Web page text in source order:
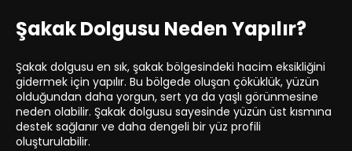
Şakak Dolgusu Neden Yapılır?
Şakak dolgusu en sık, şakak bölgesindeki hacim eksikliğini
gidermek için yapılır. Bu bölgede oluşan çöküklük, yüzün
olduğundan daha yorgun, sert ya da yaşlı görünmesine
neden olabilir. Şakak dolgusu sayesinde yüzün üst kısmına
destek sağlanır ve daha dengeli bir yüz profili
oluşturulabilir.